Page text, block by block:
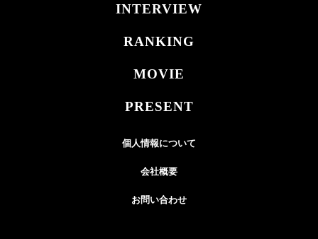
INTERVIEW
RANKING
MOVIE
PRESENT
個人情報について
会社概要
お問い合わせ